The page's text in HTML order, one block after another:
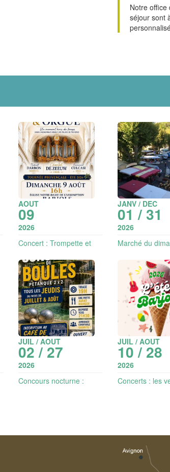
Notre office
séjour sont
AOUT
09
2026
Concert : Trompette et
classique
JANV / DEC
01 / 31
2026
Marché du
JUIL / AOUT
02 / 27
2026
Concours nocturne :
JUIL / AOUT
10 / 28
2026
Concerts : les